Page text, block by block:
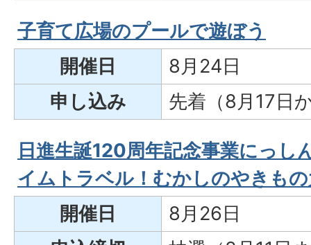
子育て広場のプールで遊ぼう
開催日
8月24日
申し込み
先着（8月17日
日進生誕120周年記念事業にっし
イムトラベル！むかしのやきも
開催日
8月26日